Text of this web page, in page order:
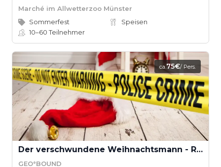
Marché im Allwetterzoo Münster
Sommerfest
Speisen
10–60Teilnehmer
ca.75€/ Pers.
Der verschwundene Weihnachtsmann - Rettet Weihnachten! (Teamevent)
GEO°BOUND